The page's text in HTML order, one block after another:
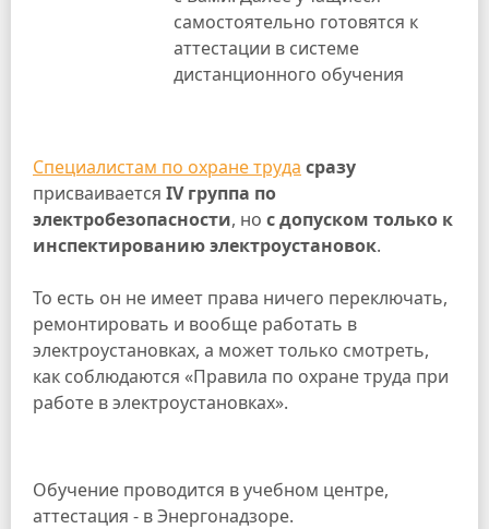
самостоятельно готовятся к
аттестации в системе
дистанционного обучения
Специалистам по охране труда сразу
присваивается IV группа по
электробезопасности, но с допуском только к
инспектированию электроустановок.
То есть он не имеет права ничего переключать,
ремонтировать и вообще работать в
электроустановках, а может только смотреть,
как соблюдаются «Правила по охране труда при
работе в электроустановках».
Обучение проводится в учебном центре,
аттестация - в Энергонадзоре.